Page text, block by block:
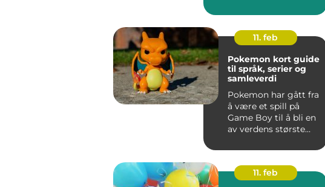
vare p...
11. feb
Pokemon kort guide
til språk, serier og
samleverdi
Pokemon har gått fra
å være et spill på
Game Boy til å bli en
av verdens største
11. feb